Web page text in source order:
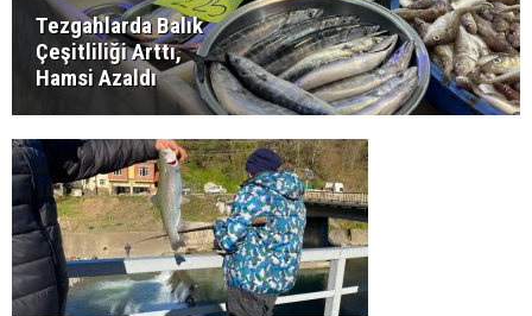
Tezgahlarda Balık
Çeşitliliği Arttı,
Hamsi Azaldı